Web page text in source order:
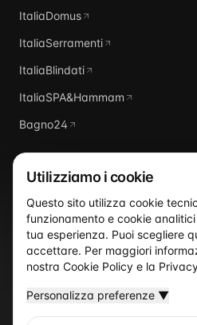
ItaliaDomus
ItaliaSerramenti
ItaliaBlindati
ItaliaSPA&Hammam
Bagno24
Italia
Utilizziamo i cookie
Questo sito utilizza cookie
funzionamento e cookie
tua esperienza. Puoi scegliere
accettare. Per maggiori
nostra Cookie Policy e la
Personalizza preferenze ▼